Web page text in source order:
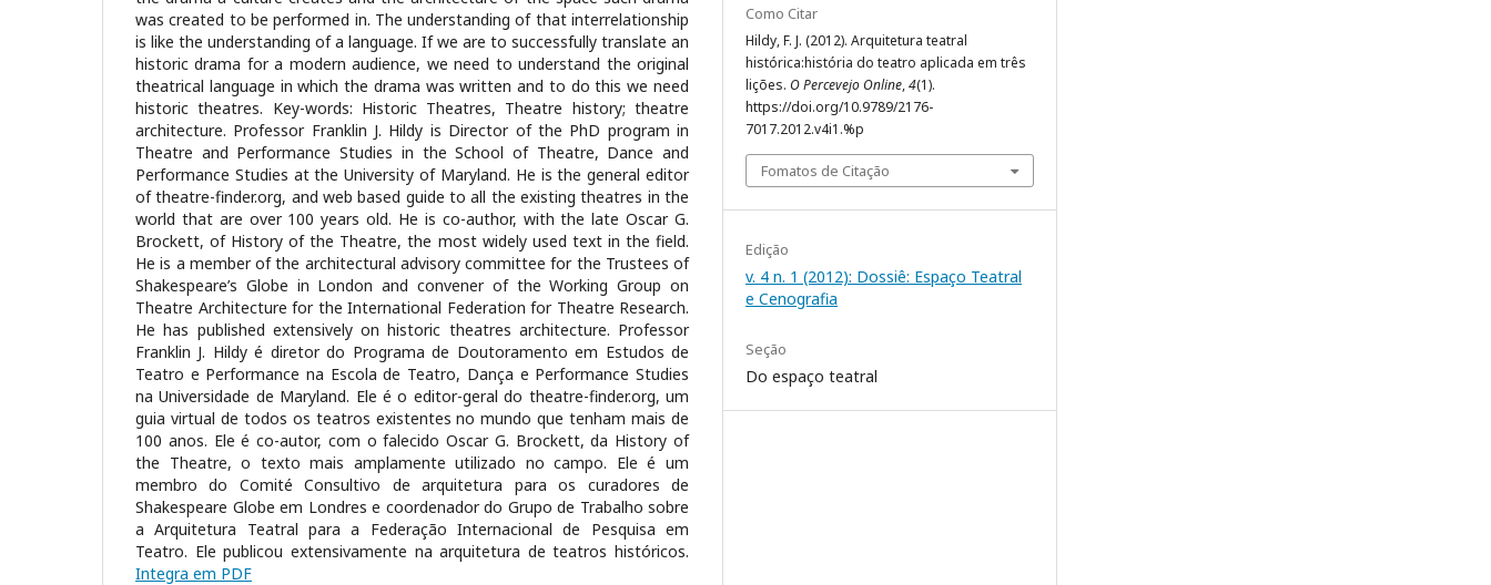
was created to be performed in. The understanding of that interrelationship
is like the understanding of a language. If we are to successfully translate an
historic drama for a modern audience, we need to understand the original
theatrical language in which the drama was written and to do this we need
historic theatres. Key-words: Historic Theatres, Theatre history; theatre
architecture. Professor Franklin J. Hildy is Director of the PhD program in
Theatre and Performance Studies in the School of Theatre, Dance and
Performance Studies at the University of Maryland. He is the general editor
of theatre-finder.org, and web based guide to all the existing theatres in the
world that are over 100 years old. He is co-author, with the late Oscar G.
Brockett, of History of the Theatre, the most widely used text in the field.
He is a member of the architectural advisory committee for the Trustees of
Shakespeare’s Globe in London and convener of the Working Group on
Theatre Architecture for the International Federation for Theatre Research.
He has published extensively on historic theatres architecture. Professor
Franklin J. Hildy é diretor do Programa de Doutoramento em Estudos de
Teatro e Performance na Escola de Teatro, Dança e Performance Studies
na Universidade de Maryland. Ele é o editor-geral do theatre-finder.org, um
guia virtual de todos os teatros existentes no mundo que tenham mais de
100 anos. Ele é co-autor, com o falecido Oscar G. Brockett, da History of
the Theatre, o texto mais amplamente utilizado no campo. Ele é um
membro do Comité Consultivo de arquitetura para os curadores de
Shakespeare Globe em Londres e coordenador do Grupo de Trabalho sobre
a Arquitetura Teatral para a Federação Internacional de Pesquisa em
Teatro. Ele publicou extensivamente na arquitetura de teatros históricos.
Integra em PDF
Como Citar
Hildy, F. J. (2012). Arquitetura teatral
histórica:história do teatro aplicada em três
lições. O Percevejo Online,4(1).
https://doi.org/10.9789/2176-
7017.2012.v4i1.%p
Fomatos de Citação
Edição
v. 4 n. 1 (2012): Dossiê: Espaço Teatral
e Cenografia
Seção
Do espaço teatral